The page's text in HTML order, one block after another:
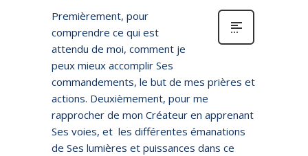
Premièrement, pour
comprendre ce qui est
attendu de moi, comment je
peux mieux accomplir Ses
commandements, le but de mes prières et
actions. Deuxièmement, pour me
rapprocher de mon Créateur en apprenant
Ses voies, et les différentes émanations
de Ses lumières et puissances dans ce